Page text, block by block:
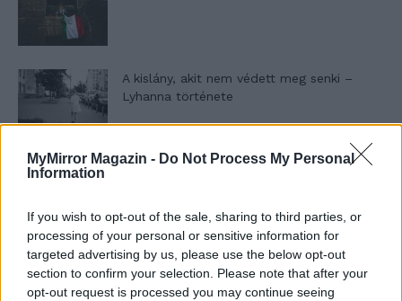
MyMirror Magazin - Do Not Process My Personal
Information
If you wish to opt-out of the sale, sharing to third parties, or
processing of your personal or sensitive information for
targeted advertising by us, please use the below opt-out
section to confirm your selection. Please note that after your
opt-out request is processed you may continue seeing
A kislány, akit nem védett meg senki –
Lyhanna története
T. Barnett: Gyilkosság a Garda-tónál 12.
T. szereti a fiatal lányokat 13. rész